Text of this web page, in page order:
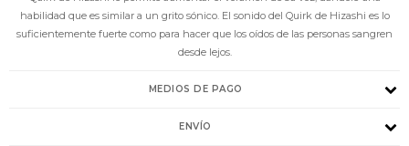
habilidad que es similar a un grito sónico. El sonido del Quirk de Hizashi es lo
suficientemente fuerte como para hacer que los oídos de las personas sangren
desde lejos.
MEDIOS DE PAGO
ENVÍO